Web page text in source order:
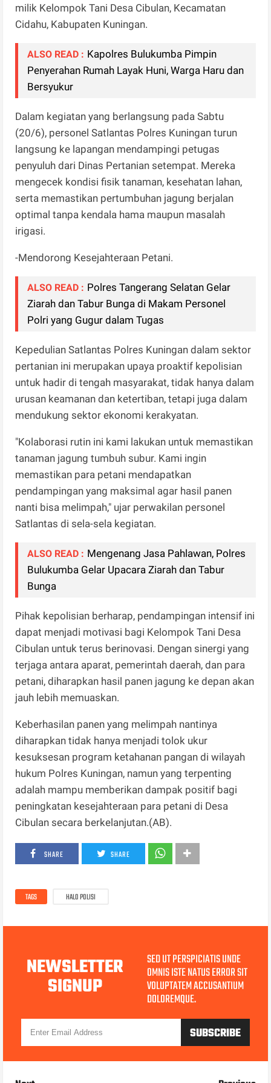
milik Kelompok Tani Desa Cibulan, Kecamatan
Cidahu, Kabupaten Kuningan.
ALSO READ : Kapolres Bulukumba Pimpin
Penyerahan Rumah Layak Huni, Warga Haru dan
Bersyukur
​Dalam kegiatan yang berlangsung pada Sabtu
(20/6), personel Satlantas Polres Kuningan turun
langsung ke lapangan mendampingi petugas
penyuluh dari Dinas Pertanian setempat. Mereka
mengecek kondisi fisik tanaman, kesehatan lahan,
serta memastikan pertumbuhan jagung berjalan
optimal tanpa kendala hama maupun masalah
irigasi.
-​Mendorong Kesejahteraan Petani.
ALSO READ : Polres Tangerang Selatan Gelar
Ziarah dan Tabur Bunga di Makam Personel
Polri yang Gugur dalam Tugas
​Kepedulian Satlantas Polres Kuningan dalam sektor
pertanian ini merupakan upaya proaktif kepolisian
untuk hadir di tengah masyarakat, tidak hanya dalam
urusan keamanan dan ketertiban, tetapi juga dalam
mendukung sektor ekonomi kerakyatan.
​"Kolaborasi rutin ini kami lakukan untuk memastikan
tanaman jagung tumbuh subur. Kami ingin
memastikan para petani mendapatkan
pendampingan yang maksimal agar hasil panen
nanti bisa melimpah," ujar perwakilan personel
Satlantas di sela-sela kegiatan.
ALSO READ : Mengenang Jasa Pahlawan, Polres
Bulukumba Gelar Upacara Ziarah dan Tabur
Bunga
​Pihak kepolisian berharap, pendampingan intensif ini
dapat menjadi motivasi bagi Kelompok Tani Desa
Cibulan untuk terus berinovasi. Dengan sinergi yang
terjaga antara aparat, pemerintah daerah, dan para
petani, diharapkan hasil panen jagung ke depan akan
jauh lebih memuaskan.
​Keberhasilan panen yang melimpah nantinya
diharapkan tidak hanya menjadi tolok ukur
kesuksesan program ketahanan pangan di wilayah
hukum Polres Kuningan, namun yang terpenting
adalah mampu memberikan dampak positif bagi
peningkatan kesejahteraan para petani di Desa
Cibulan secara berkelanjutan.(AB).
SHARE SHARE
TAGS HALO POLISI
NEWSLETTER
SIGNUP
SED UT PERSPICIATIS UNDE
OMNIS ISTE NATUS ERROR SIT
VOLUPTATEM ACCUSANTIUM
DOLOREMQUE.